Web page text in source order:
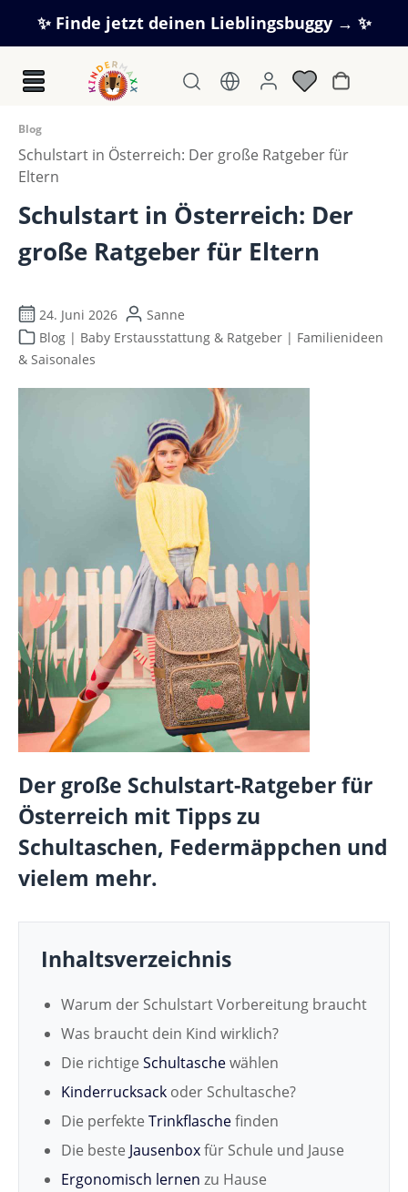
Zum Hauptinhalt springen
✨ Finde jetzt deinen Lieblingsbuggy → ✨
Blog
Schulstart in Österreich: Der große Ratgeber für
Eltern
Schulstart in Österreich: Der
große Ratgeber für Eltern
24. Juni 2026
Sanne
Blog | Baby Erstausstattung & Ratgeber | Familienideen
& Saisonales
Der große Schulstart-Ratgeber für
Österreich mit Tipps zu
Schultaschen, Federmäppchen und
vielem mehr.
Inhaltsverzeichnis
Warum der Schulstart Vorbereitung braucht
Was braucht dein Kind wirklich?
Die richtige Schultaschewählen
Kinderrucksack oder Schultasche?
Die perfekte Trinkflaschefinden
Die beste Jausenboxfür Schule und Jause
Ergonomisch lernen zu Hause